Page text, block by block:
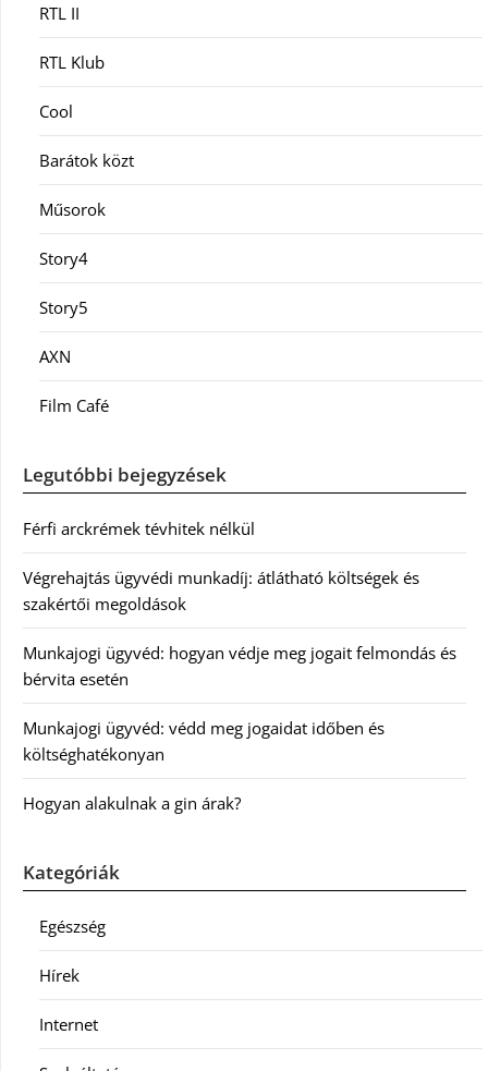
RTL II
RTL Klub
Cool
Barátok közt
Műsorok
Story4
Story5
AXN
Film Café
Legutóbbi bejegyzések
Férfi arckrémek tévhitek nélkül
Végrehajtás ügyvédi munkadíj: átlátható költségek és
szakértői megoldások
Munkajogi ügyvéd: hogyan védje meg jogait felmondás és
bérvita esetén
Munkajogi ügyvéd: védd meg jogaidat időben és
költséghatékonyan
Hogyan alakulnak a gin árak?
Kategóriák
Egészség
Hírek
Internet